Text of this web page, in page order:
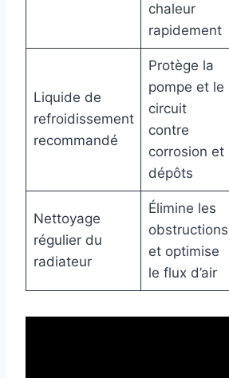
chaleur
rapidement
Liquide de
refroidissement
recommandé
Protège la
pompe et le
circuit
contre
corrosion et
dépôts
Nettoyage
régulier du
radiateur
Élimine les
obstructions
et optimise
le flux d’air